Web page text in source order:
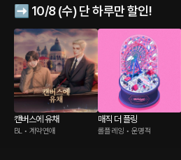
➡️ 10/8 (수) 단 하루만 할인!
캔버스에 유채
BL • 계약연애
매직 더 플링
롤플레잉 • 운명적